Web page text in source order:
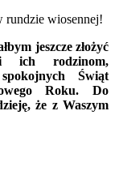
rundzie wiosennej!
jeszcze złożyć
ich rodzinom,
Świąt
Roku. Do
że z Waszym